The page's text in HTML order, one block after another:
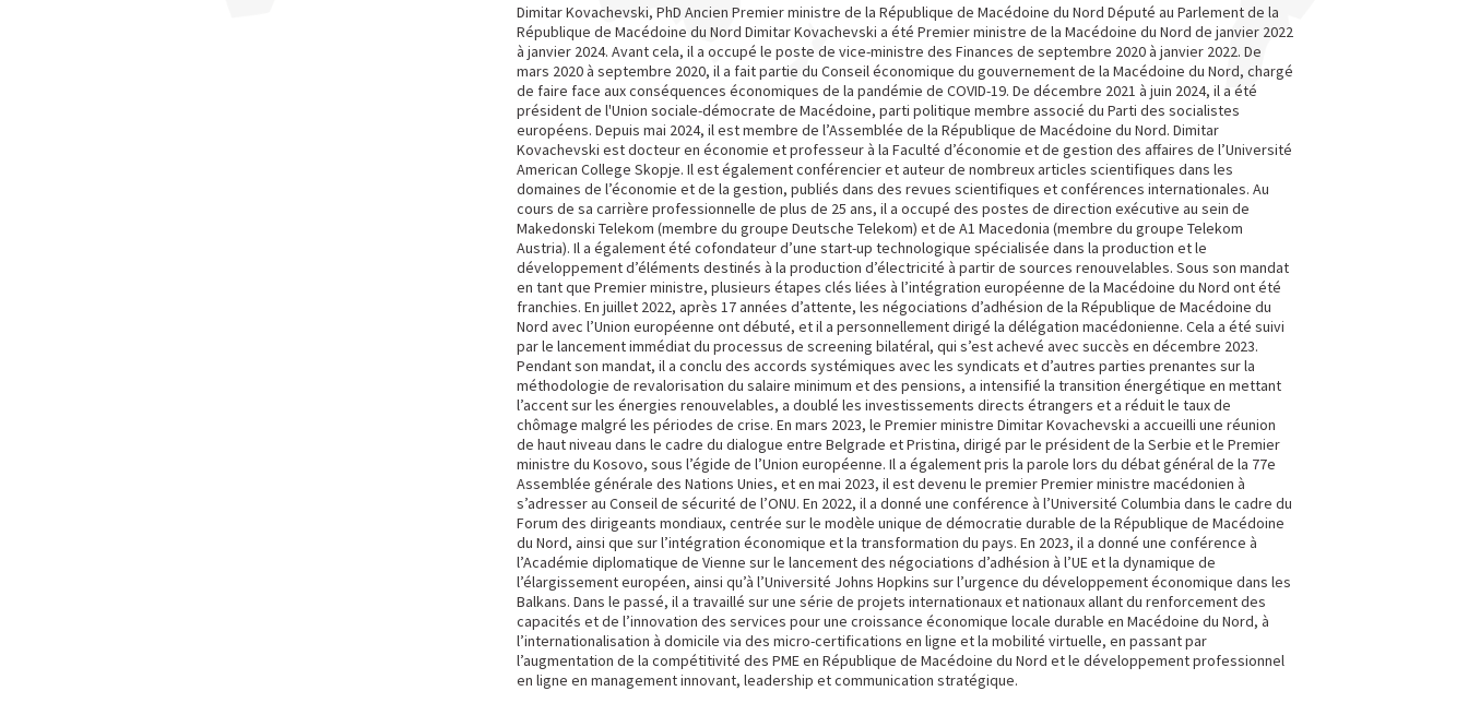
Dimitar Kovachevski, PhD Ancien Premier ministre de la République de Macédoine du Nord Député au Parlement de la
République de Macédoine du Nord Dimitar Kovachevski a été Premier ministre de la Macédoine du Nord de janvier 2022
à janvier 2024. Avant cela, il a occupé le poste de vice-ministre des Finances de septembre 2020 à janvier 2022. De
mars 2020 à septembre 2020, il a fait partie du Conseil économique du gouvernement de la Macédoine du Nord, chargé
de faire face aux conséquences économiques de la pandémie de COVID-19. De décembre 2021 à juin 2024, il a été
président de l'Union sociale-démocrate de Macédoine, parti politique membre associé du Parti des socialistes
européens. Depuis mai 2024, il est membre de l’Assemblée de la République de Macédoine du Nord. Dimitar
Kovachevski est docteur en économie et professeur à la Faculté d’économie et de gestion des affaires de l’Université
American College Skopje. Il est également conférencier et auteur de nombreux articles scientifiques dans les
domaines de l’économie et de la gestion, publiés dans des revues scientifiques et conférences internationales. Au
cours de sa carrière professionnelle de plus de 25 ans, il a occupé des postes de direction exécutive au sein de
Makedonski Telekom (membre du groupe Deutsche Telekom) et de A1 Macedonia (membre du groupe Telekom
Austria). Il a également été cofondateur d’une start-up technologique spécialisée dans la production et le
développement d’éléments destinés à la production d’électricité à partir de sources renouvelables. Sous son mandat
en tant que Premier ministre, plusieurs étapes clés liées à l’intégration européenne de la Macédoine du Nord ont été
franchies. En juillet 2022, après 17 années d’attente, les négociations d’adhésion de la République de Macédoine du
Nord avec l’Union européenne ont débuté, et il a personnellement dirigé la délégation macédonienne. Cela a été suivi
par le lancement immédiat du processus de screening bilatéral, qui s’est achevé avec succès en décembre 2023.
Pendant son mandat, il a conclu des accords systémiques avec les syndicats et d’autres parties prenantes sur la
méthodologie de revalorisation du salaire minimum et des pensions, a intensifié la transition énergétique en mettant
l’accent sur les énergies renouvelables, a doublé les investissements directs étrangers et a réduit le taux de
chômage malgré les périodes de crise. En mars 2023, le Premier ministre Dimitar Kovachevski a accueilli une réunion
de haut niveau dans le cadre du dialogue entre Belgrade et Pristina, dirigé par le président de la Serbie et le Premier
ministre du Kosovo, sous l’égide de l’Union européenne. Il a également pris la parole lors du débat général de la 77e
Assemblée générale des Nations Unies, et en mai 2023, il est devenu le premier Premier ministre macédonien à
s’adresser au Conseil de sécurité de l’ONU. En 2022, il a donné une conférence à l’Université Columbia dans le cadre du
Forum des dirigeants mondiaux, centrée sur le modèle unique de démocratie durable de la République de Macédoine
du Nord, ainsi que sur l’intégration économique et la transformation du pays. En 2023, il a donné une conférence à
l’Académie diplomatique de Vienne sur le lancement des négociations d’adhésion à l’UE et la dynamique de
l’élargissement européen, ainsi qu’à l’Université Johns Hopkins sur l’urgence du développement économique dans les
Balkans. Dans le passé, il a travaillé sur une série de projets internationaux et nationaux allant du renforcement des
capacités et de l’innovation des services pour une croissance économique locale durable en Macédoine du Nord, à
l’internationalisation à domicile via des micro-certifications en ligne et la mobilité virtuelle, en passant par
l’augmentation de la compétitivité des PME en République de Macédoine du Nord et le développement professionnel
en ligne en management innovant, leadership et communication stratégique.